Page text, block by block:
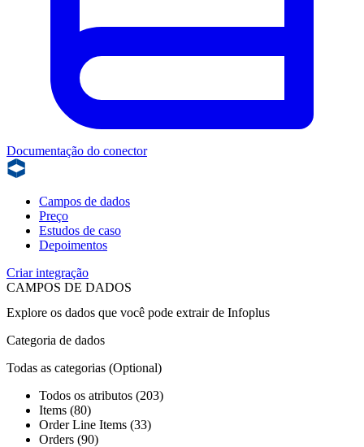
Documentação do conector
Campos de dados
Preço
Estudos de caso
Depoimentos
Criar integração
CAMPOS DE DADOS
Explore os dados que você pode extrair de Infoplus
Categoria de dados
Todas as categorias (Optional)
Todos os atributos (203)
Items (80)
Order Line Items (33)
Orders (90)